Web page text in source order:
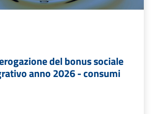
del bonus sociale
anno 2026 - consumi